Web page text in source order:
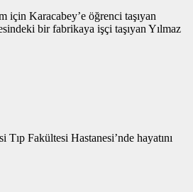
için Karacabey’e öğrenci taşıyan
bir fabrikaya işçi taşıyan Yılmaz
Fakültesi Hastanesi’nde hayatını